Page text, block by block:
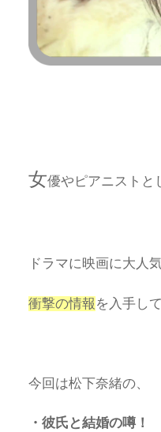
女優やピアニストと
ドラマに映画に大人
衝撃の情報 を入手し
今回は松下奈緒の、
・彼氏と結婚の噂！